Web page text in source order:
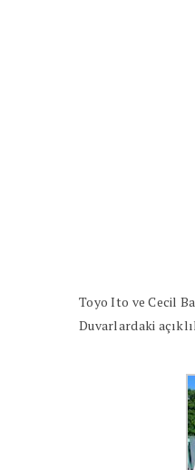
Toyo Ito ve Cecil
Duvarlardaki